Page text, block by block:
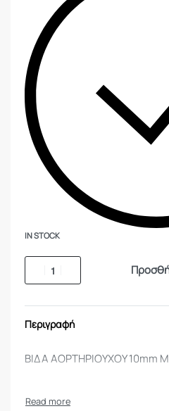
IN STOCK
Περιγραφή
ΒΙΔΑ ΑΟΡΤΗΡΙΟΥΧΟΥ 10mm